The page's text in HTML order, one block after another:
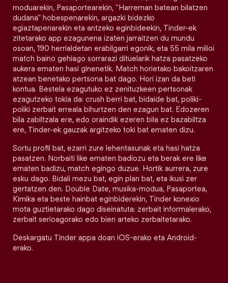
moduarekin, Pasaportearekin, "Harreman batean bilatzen
dudana" hobespenarekin, argazki bidezko
egiaztapenarekin eta antzeko eginbideekin, Tinder-ek
zitetarako app ezagunena izaten jarraitzen du mundu
osoan, 190 herrialdetan erabilgarri egonik, eta 55 mila milioi
match baino gehiago sorrarazi dituelarik hatza pasatzeko
aukera ematen hasi ginenetik. Match horietako bakoitzaren
atzean benetako pertsona bat dago. Hori izan da beti
kontua. Bestela ezagutuko ez zenituzkeen pertsonak
ezagutzeko tokia da: crush berri bat, bidaide bat, poliki-
poliki zerbait erreala bihurtzen den ezagun bat. Edozeren
bila zabiltzala ere, edo oraindik ezeren bila ez bazabiltza
ere, Tinder-ek gauzak argitzeko toki bat ematen dizu.
Sortu profil bat, ezarri zure lehentasunak eta hasi hatza
pasatzen. Norbaiti like ematen badiozu eta berak ere like
ematen badizu, match egingo duzue. Hortik aurrera, zure
esku dago. Bidali mezu bat, egin plan bat, eta ikusi zer
gertatzen den. Double Date, musika-modua, Pasaportea,
Kimika eta beste hainbat eginbiderekin, Tinder konexio
mota guztietarako dago diseinatuta: zerbait informalerako,
zerbait serioagorako edo bien arteko zerbaitetarako.
Deskargatu Tinder appa doan iOS-erako eta Android-
erako.